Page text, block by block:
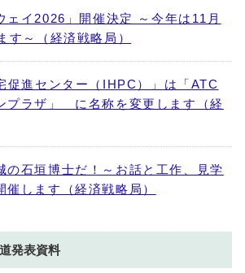
ェイ2026」開催決定 ～今年は11月
す～（経済戦略局）
促進センター（IHPC）」は「ATC
プラザ」 に名称を変更します（経
の石垣博士だ！～お話と工作、見学
催します（経済戦略局）
発表資料